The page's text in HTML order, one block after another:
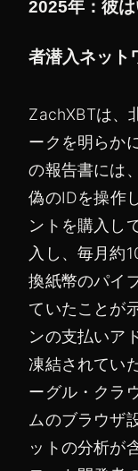
2025年：彼
者潜入ネット
ZachXBTは、
ークを明らか
の報告書には
偽のIDを操作
ントを購入し
入し、毎月約
換紙幣のパイ
ていたことが
ンの支払いア
凍結されてい
ーグル・クラ
ムのブラウザ
ットの分析が